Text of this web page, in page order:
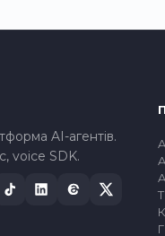
AI-агентів.
voice SDK.